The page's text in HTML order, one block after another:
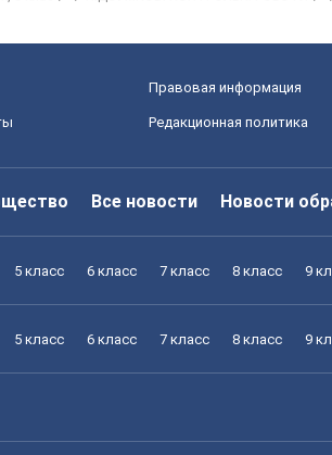
Правовая информация
Редакционная политика
Все новости Новости
5 класс 6 класс 7 класс 8 класс 9
5 класс 6 класс 7 класс 8 класс 9